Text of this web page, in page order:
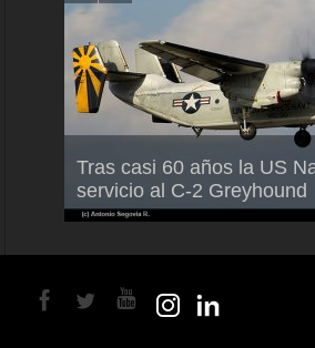
Tras casi 60 años la US
servicio al C-2 Greyhound
Air France-KLM anuncia a
Mallet como nuevo
para América Latina